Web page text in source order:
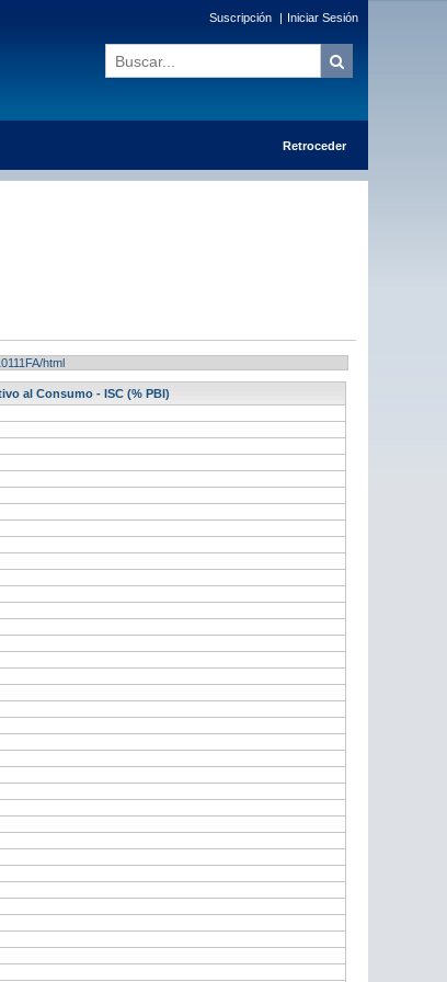
Suscripción | Iniciar Sesión
Retroceder
html
al Consumo - ISC (% PBI)